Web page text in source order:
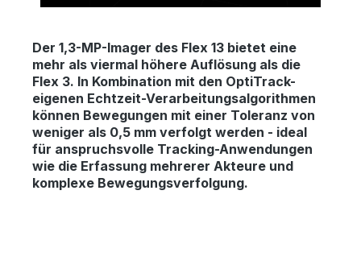
Der 1,3-MP-Imager des Flex 13 bietet eine
mehr als viermal höhere Auflösung als die
Flex 3. In Kombination mit den OptiTrack-
eigenen Echtzeit-Verarbeitungsalgorithmen
können Bewegungen mit einer Toleranz von
weniger als 0,5 mm verfolgt werden - ideal
für anspruchsvolle Tracking-Anwendungen
wie die Erfassung mehrerer Akteure und
komplexe Bewegungsverfolgung.